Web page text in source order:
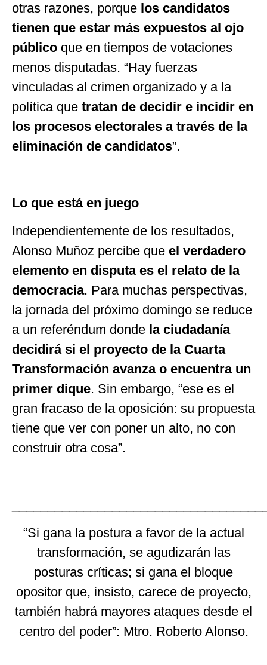
otras razones, porque los candidatos
tienen que estar más expuestos al ojo
público que en tiempos de votaciones
menos disputadas. “Hay fuerzas
vinculadas al crimen organizado y a la
política que tratan de decidir e incidir en
los procesos electorales a través de la
eliminación de candidatos”.
Lo que está en juego
Independientemente de los resultados,
Alonso Muñoz percibe que el verdadero
elemento en disputa es el relato de la
democracia. Para muchas perspectivas,
la jornada del próximo domingo se reduce
a un referéndum donde la ciudadanía
decidirá si el proyecto de la Cuarta
Transformación avanza o encuentra un
primer dique. Sin embargo, “ese es el
gran fracaso de la oposición: su propuesta
tiene que ver con poner un alto, no con
construir otra cosa”.
“Si gana la postura a favor de la actual
transformación, se agudizarán las
posturas críticas; si gana el bloque
opositor que, insisto, carece de proyecto,
también habrá mayores ataques desde el
centro del poder”: Mtro. Roberto Alonso.